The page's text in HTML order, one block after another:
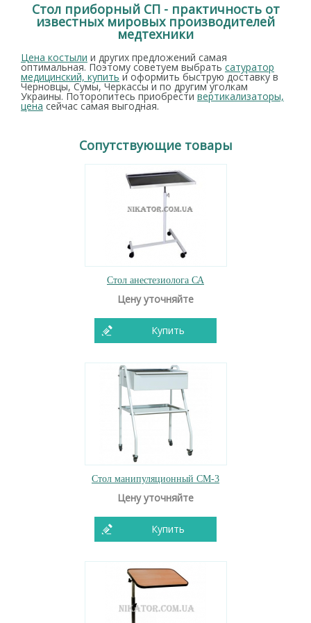
Стол приборный СП - практичность от
известных мировых производителей
медтехники
Цена костыли и других предложений самая
оптимальная. Поэтому советуем выбрать сатуратор
медицинский, купить и оформить быструю доставку в
Черновцы, Сумы, Черкассы и по другим уголкам
Украины. Поторопитесь приобрести вертикализаторы,
цена сейчас самая выгодная.
Сопутствующие товары
Стол анестезиолога СА
Цену уточняйте
Купить
Стол манипуляционный СМ-3
Цену уточняйте
Купить